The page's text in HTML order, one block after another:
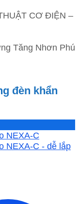
CƠ ĐIỆN –
Tăng Nhơn Phú
đèn khẩn